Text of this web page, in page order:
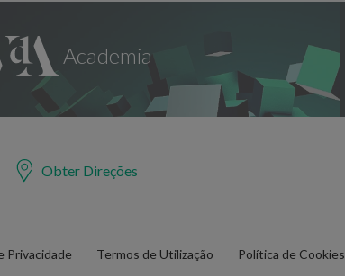
Obter Direções
Privacidade Termos de Utilização Política de Cookies